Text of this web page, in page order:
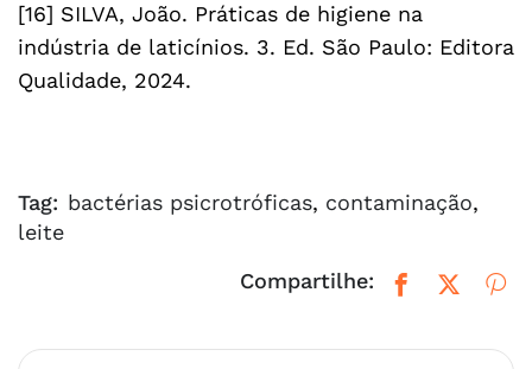
[16] SILVA, João. Práticas de higiene na
indústria de laticínios. 3. Ed. São Paulo: Editora
Qualidade, 2024.
Tag: bactérias psicrotróficas, contaminação,
leite
Compartilhe: